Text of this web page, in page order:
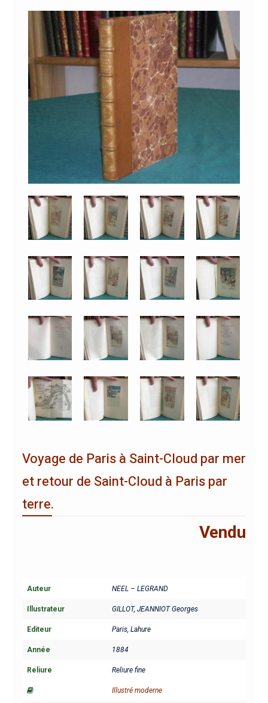
Voyage de Paris à Saint-Cloud par mer
et retour de Saint-Cloud à Paris par
terre.
Vendu
Auteur NEEL – LEGRAND
Illustrateur GILLOT, JEANNIOT Georges
Editeur Paris, Lahure
Année 1884
Reliure Reliure fine
Illustré moderne